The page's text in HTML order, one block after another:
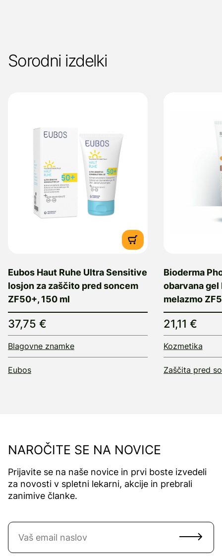
Sorodni izdelki
Eubos Haut Ruhe Ultra Sensitive
losjon za zaščito pred soncem
ZF50+, 150 ml
37,75 €
Blagovne znamke
Eubos
Bioderma
obarvana gel
melazmo
21,11 €
Kozmetika
Zaščita pred
NAROČITE SE NA NOVICE
Prijavite se na naše novice in prvi boste izvedeli
za novosti v spletni lekarni, akcije in prebrali
zanimive članke.
Naročite se na novice